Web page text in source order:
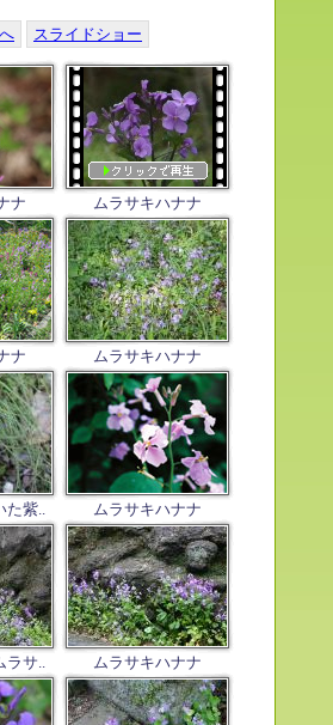
スライドショー
ナ ムラサキハナナ
ナ ムラサキハナナ
た紫.. ムラサキハナナ
ラサ.. ムラサキハナナ